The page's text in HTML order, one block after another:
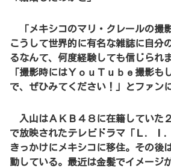
「メキシコのマリ・クレールの撮
こうして世界的に有名な雑誌に自分
るなんて、何度経験しても信じられ
「撮影時にはＹｏｕＴｕｂｅ撮影も
で、ぜひみてください！」とファン
入山はＡＫＢ４８に在籍していた
で放映されたテレビドラマ「Ｌ．Ｉ
きっかけにメキシコに移住。その後
動している。最近は金髪でイメージ